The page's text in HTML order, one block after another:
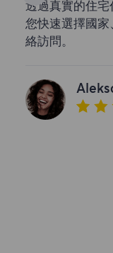
透過真實的住
您快速選擇國家
絡訪問。